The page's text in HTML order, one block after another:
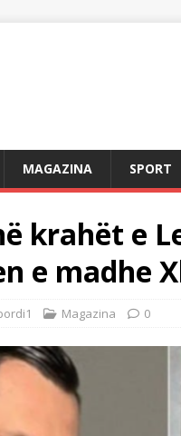
MAGAZINA SPORT
krahët e
e madhe
Magazina 0